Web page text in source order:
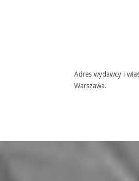
Adres wydawcy i
Warszawa.